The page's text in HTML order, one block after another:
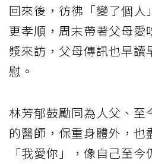
回來後，彷彿「變了個人
更孝順，周末帶著父母愛
漿來訪，父母傳訊也早讀
慰。
林芳郁鼓勵同為人父、至
的醫師，保重身體外，也
「我愛你」，像自己至